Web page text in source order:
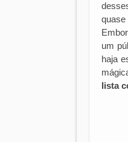
um
haja
lista